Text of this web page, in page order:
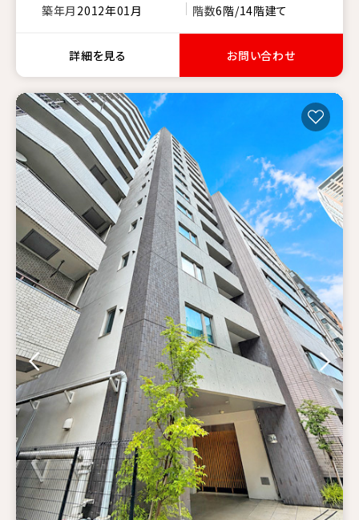
築年月 2012年01月 階数6階/14階建て
詳細を見る お問い合わせ